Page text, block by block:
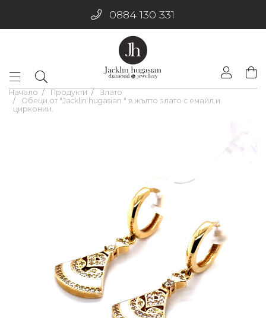
0884 130 331
Начало Продукти
Злато
Обеци от "Jacklin hugasian " в жълто злато с емайл и
цирконии.